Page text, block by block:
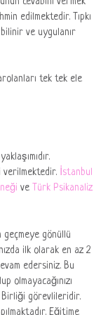
edilmektedir. Tıpkı
ve uygulanır
tek tek ele
verilmektedir. İstanbul
ve
Türk Psikanaliz
geçmeye gönüllü
ilk olarak en az 2
edersiniz. Bu
olmayacağınızı
Birliği görevlileridir.
Eğitime